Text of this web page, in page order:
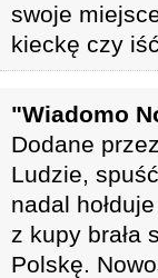
swoje
kieckę czy
"Wiadomo
Dodane przez
Ludzie,
nadal
z kupy brała
Polskę.